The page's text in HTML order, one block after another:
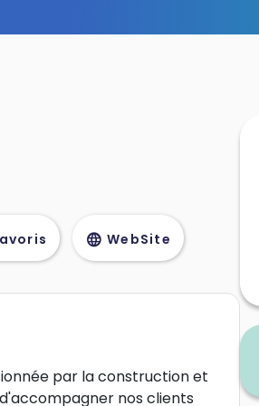
language WebSite
par la construction et
nos clients